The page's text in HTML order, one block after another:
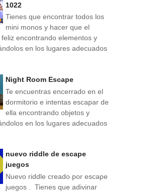
1022
Tienes que encontrar todos los
mini monos y hacer que el
encontrando elementos y
en los lugares adecuados
Night Room Escape
Te encuentras encerrado en el
dormitorio e intentas escapar de
ella encontrando objetos y
en los lugares adecuados
nuevo riddle de escape
juegos
Nuevo riddle creado por escape
juegos . Tienes que adivinar